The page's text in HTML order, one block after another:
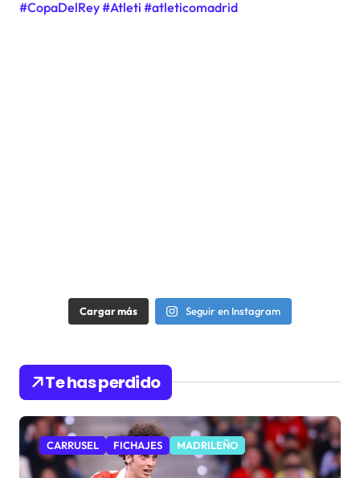
Cargar más Seguir en Instagram
Te has perdido
CARRUSEL FICHAJES MADRILEÑO